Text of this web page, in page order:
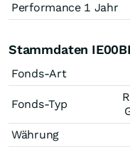
Performance 1 Jahr
Stammdaten
Fonds-Art
Fonds-Typ
Währung